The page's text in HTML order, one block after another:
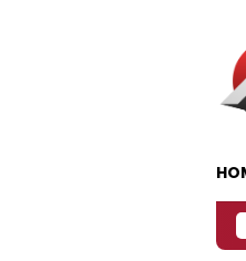
Daerah di Jember